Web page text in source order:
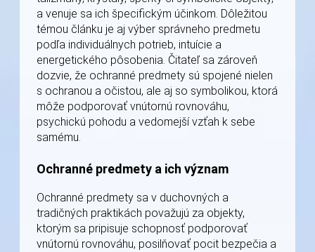
a venuje sa ich špecifickým účinkom. Dôležitou
témou článku je aj výber správneho predmetu
podľa individuálnych potrieb, intuície a
energetického pôsobenia. Čitateľ sa zároveň
dozvie, že ochranné predmety sú spojené nielen
s ochranou a očistou, ale aj so symbolikou, ktorá
môže podporovať vnútornú rovnováhu,
psychickú pohodu a vedomejší vzťah k sebe
samému.
Ochranné predmety a ich význam
Ochranné predmety sa v duchovných a
tradičných praktikách považujú za objekty,
ktorým sa pripisuje schopnosť podporovať
vnútornú rovnováhu, posilňovať pocit bezpečia a